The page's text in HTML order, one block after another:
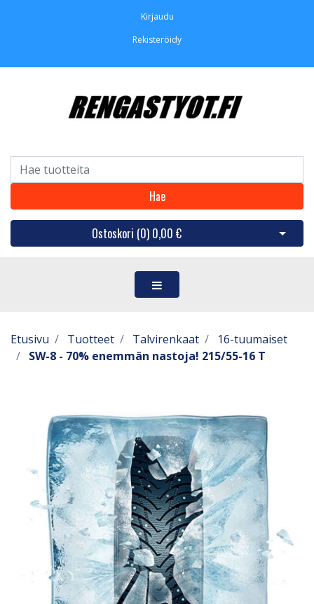
Kirjaudu
Rekisteröidy
Hae
Ostoskori (0) 0,00 € Avaa
Etusivu Tuotteet Talvirenkaat
16-tuumaiset
SW-8 - 70% enemmän nastoja! 215/55-16 T